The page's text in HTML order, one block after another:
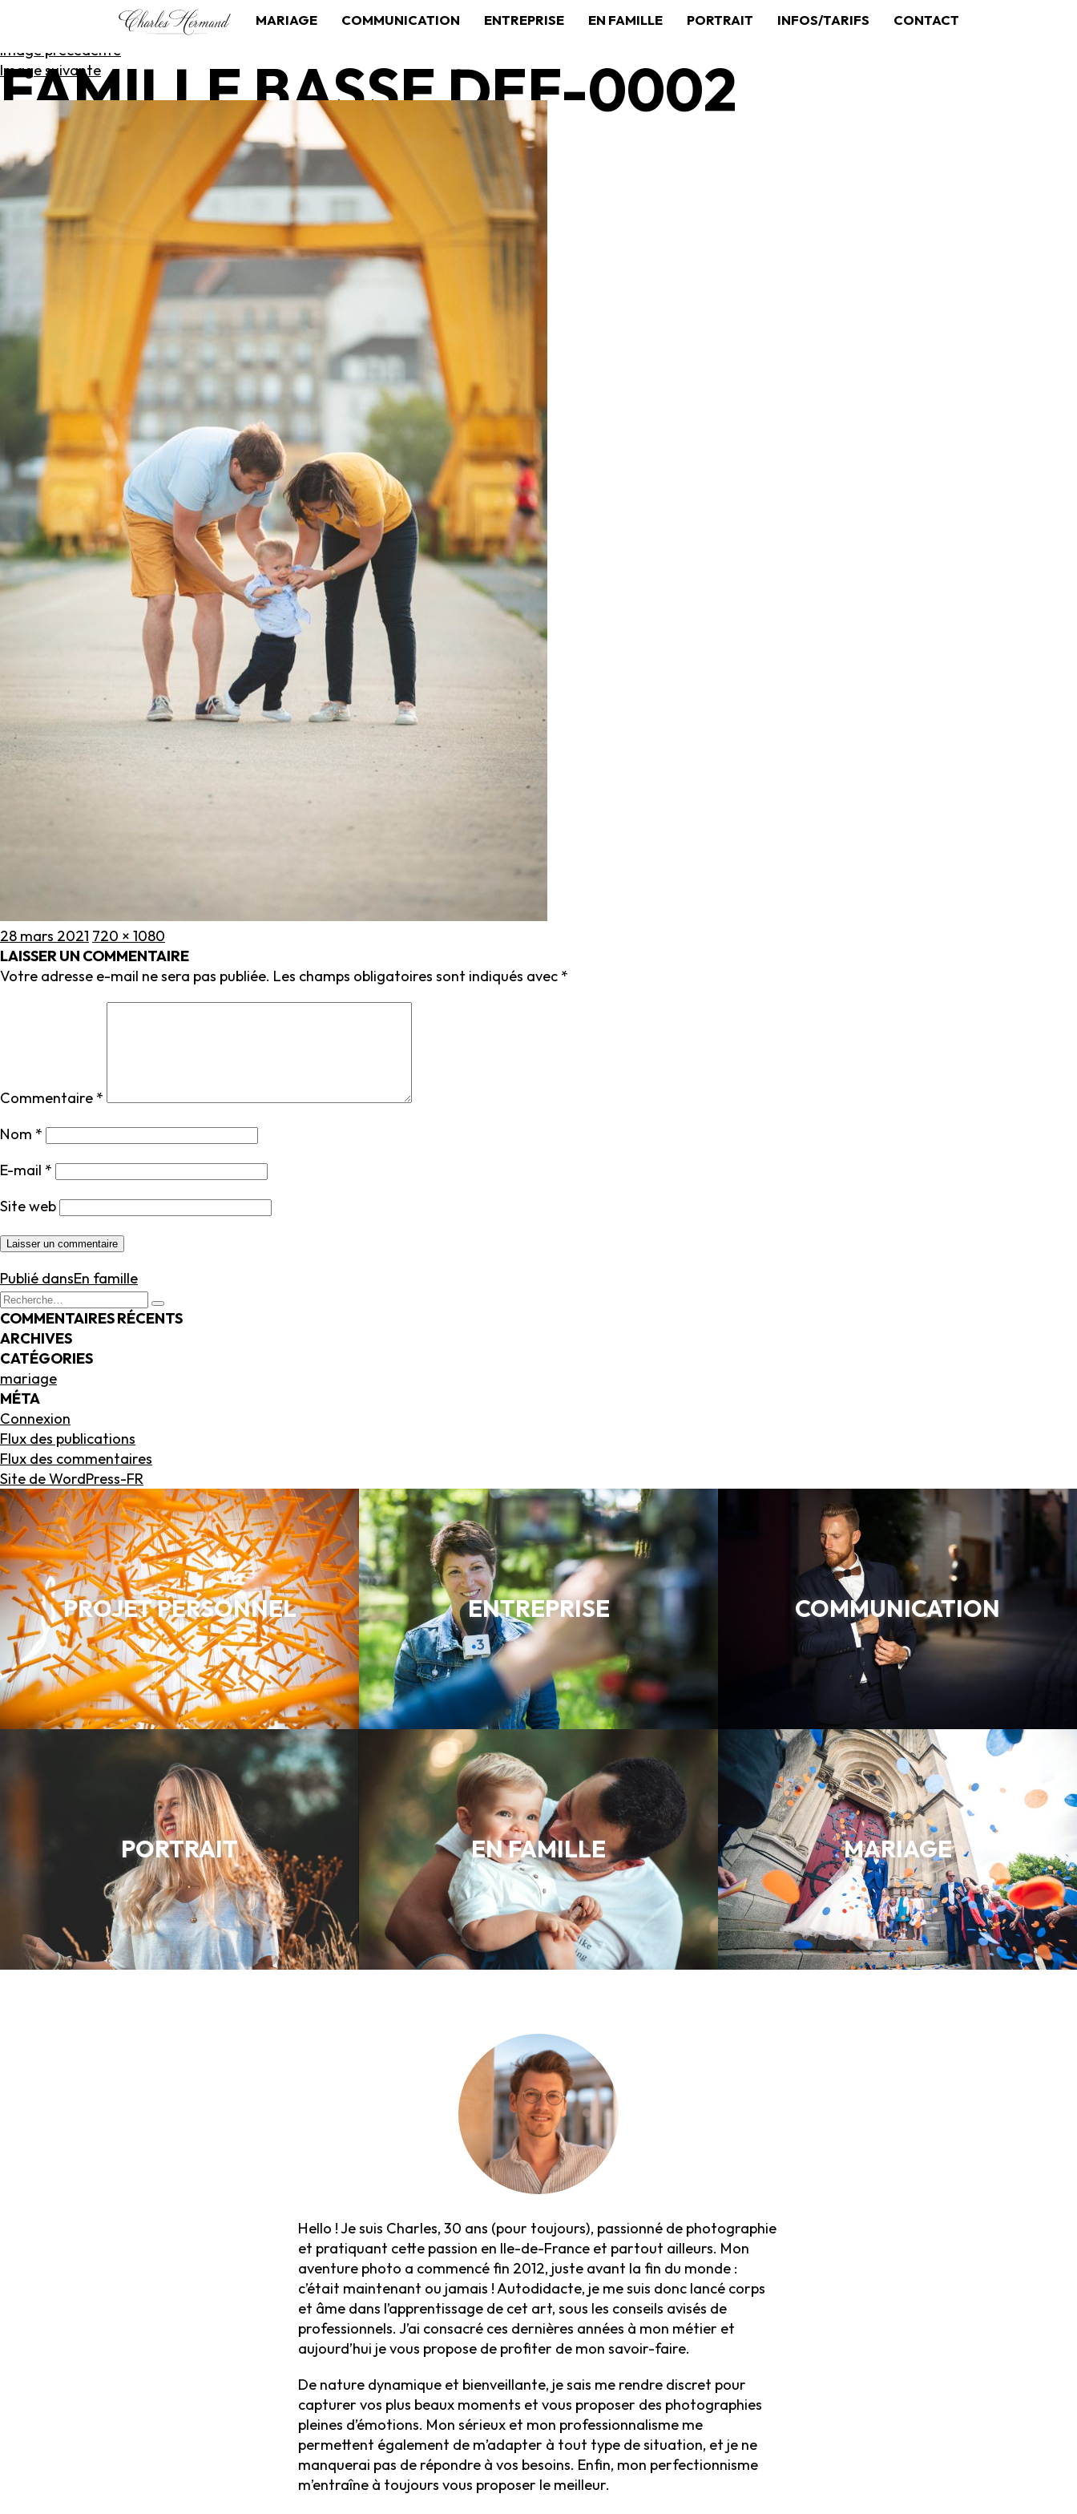
MARIAGE COMMUNICATION ENTREPRISE EN FAMILLE PORTRAIT INFOS/TARIFS CONTACT
Image précédente
Image suivante
FAMILLE BASSE DEF-0002
Publié
le
28 mars 2021 Taille
réelle
720 × 1080
LAISSER UN COMMENTAIRE
Votre adresse e-mail ne sera pas publiée. Les champs obligatoires sont indiqués avec *
Commentaire *
Nom *
E-mail *
Site web
NAVIGATION
DE
L’ARTICLE
Publié dansEn famille
Recherche
pour
:
Recherche
COMMENTAIRES RÉCENTS
ARCHIVES
CATÉGORIES
mariage
MÉTA
Connexion
Flux des publications
Flux des commentaires
Site de WordPress-FR
PROJET PERSONNEL ENTREPRISE COMMUNICATION
PORTRAIT EN FAMILLE MARIAGE
Hello ! Je suis Charles, 30 ans (pour toujours), passionné de photographie
et pratiquant cette passion en Ile-de-France et partout ailleurs. Mon
aventure photo a commencé fin 2012, juste avant la fin du monde :
c’était maintenant ou jamais ! Autodidacte, je me suis donc lancé corps
et âme dans l’apprentissage de cet art, sous les conseils avisés de
professionnels. J’ai consacré ces dernières années à mon métier et
aujourd’hui je vous propose de profiter de mon savoir-faire.
De nature dynamique et bienveillante, je sais me rendre discret pour
capturer vos plus beaux moments et vous proposer des photographies
pleines d’émotions. Mon sérieux et mon professionnalisme me
permettent également de m’adapter à tout type de situation, et je ne
manquerai pas de répondre à vos besoins. Enfin, mon perfectionnisme
m’entraîne à toujours vous proposer le meilleur.